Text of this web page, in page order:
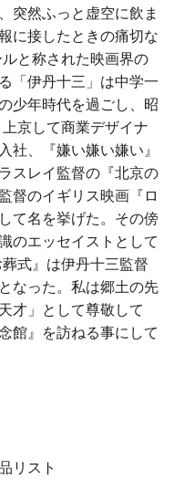
突然ふっと虚空に飲ま
に接したときの痛切な
と称された映画界の
「伊丹十三」は中学一
少年時代を過ごし、昭
京して商業デザイナ
社、『嫌い嫌い嫌い』
スレイ監督の『北京の
督のイギリス映画『ロ
て名を挙げた。その傍
のエッセイストとして
式』は伊丹十三監督
なった。私は郷土の先
才」として尊敬して
館』を訪ねる事にして
リスト